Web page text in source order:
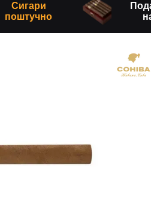
Сигари
поштучно